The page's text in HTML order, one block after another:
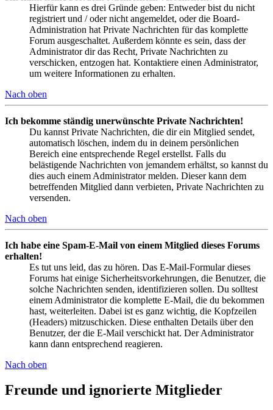
Hierfür kann es drei Gründe geben: Entweder bist du nicht
registriert und / oder nicht angemeldet, oder die Board-
Administration hat Private Nachrichten für das komplette
Forum ausgeschaltet. Außerdem könnte es sein, dass der
Administrator dir das Recht, Private Nachrichten zu
verschicken, entzogen hat. Kontaktiere einen Administrator,
um weitere Informationen zu erhalten.
Nach oben
Ich bekomme ständig unerwünschte Private Nachrichten!
Du kannst Private Nachrichten, die dir ein Mitglied sendet,
automatisch löschen, indem du in deinem persönlichen
Bereich eine entsprechende Regel erstellst. Falls du
belästigende Nachrichten von jemandem erhältst, so kannst du
dies auch einem Administrator melden. Dieser kann dem
betreffenden Mitglied dann verbieten, Private Nachrichten zu
versenden.
Nach oben
Ich habe eine Spam-E-Mail von einem Mitglied dieses Forums
erhalten!
Es tut uns leid, das zu hören. Das E-Mail-Formular dieses
Forums hat einige Sicherheitsvorkehrungen, die Benutzer, die
solche Nachrichten senden, identifizieren sollen. Du solltest
einem Administrator die komplette E-Mail, die du bekommen
hast, weiterleiten. Dabei ist es ganz wichtig, die Kopfzeilen
(Headers) mitzuschicken. Diese enthalten Details über den
Benutzer, der die E-Mail verschickt hat. Der Administrator
kann dann entsprechend reagieren.
Nach oben
Freunde und ignorierte Mitglieder